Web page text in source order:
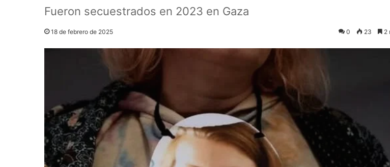
Fueron secuestrados en 2023 en Gaza
18 de febrero de 2025 0 23 2